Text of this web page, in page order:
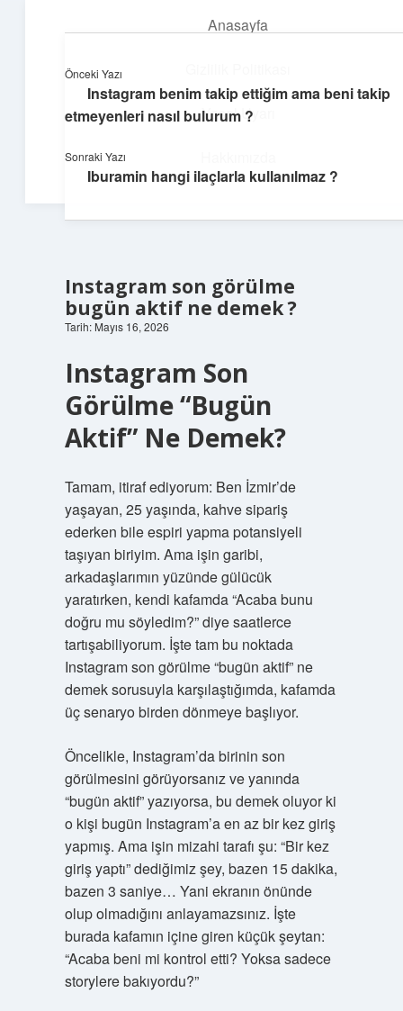
Anasayfa
Yasal Uyarı
Dijital Köşe
Instagram son görülme
bugün aktif ne demek ?
Tarih: Mayıs 16, 2026
Instagram Son
Görülme “Bugün
Aktif” Ne Demek?
Tamam, itiraf ediyorum: Ben İzmir’de
yaşayan, 25 yaşında, kahve sipariş
ederken bile espiri yapma potansiyeli
taşıyan biriyim. Ama işin garibi,
arkadaşlarımın yüzünde gülücük
yaratırken, kendi kafamda “Acaba bunu
doğru mu söyledim?” diye saatlerce
tartışabiliyorum. İşte tam bu noktada
Instagram son görülme “bugün aktif” ne
demek sorusuyla karşılaştığımda, kafamda
üç senaryo birden dönmeye başlıyor.
Öncelikle, Instagram’da birinin son
görülmesini görüyorsanız ve yanında
“bugün aktif” yazıyorsa, bu demek oluyor ki
o kişi bugün Instagram’a en az bir kez giriş
yapmış. Ama işin mizahi tarafı şu: “Bir kez
giriş yaptı” dediğimiz şey, bazen 15 dakika,
bazen 3 saniye… Yani ekranın önünde
olup olmadığını anlayamazsınız. İşte
burada kafamın içine giren küçük şeytan:
“Acaba beni mi kontrol etti? Yoksa sadece
storylere bakıyordu?”
Önceki Yazı
Instagram benim takip ettiğim ama beni takip
etmeyenleri nasıl bulurum ?
Sonraki Yazı
Iburamin hangi ilaçlarla kullanılmaz ?